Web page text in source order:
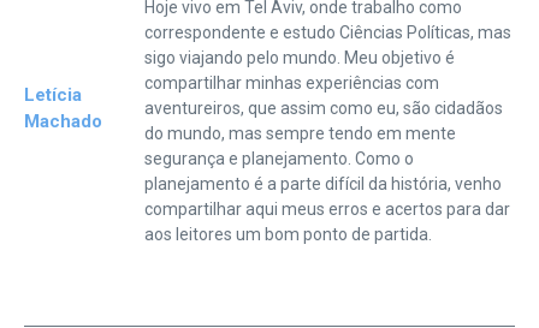
Letícia
Machado
Hoje vivo em Tel Aviv, onde trabalho como
correspondente e estudo Ciências Políticas, mas
sigo viajando pelo mundo. Meu objetivo é
compartilhar minhas experiências com
aventureiros, que assim como eu, são cidadãos
do mundo, mas sempre tendo em mente
segurança e planejamento. Como o
planejamento é a parte difícil da história, venho
compartilhar aqui meus erros e acertos para dar
aos leitores um bom ponto de partida.